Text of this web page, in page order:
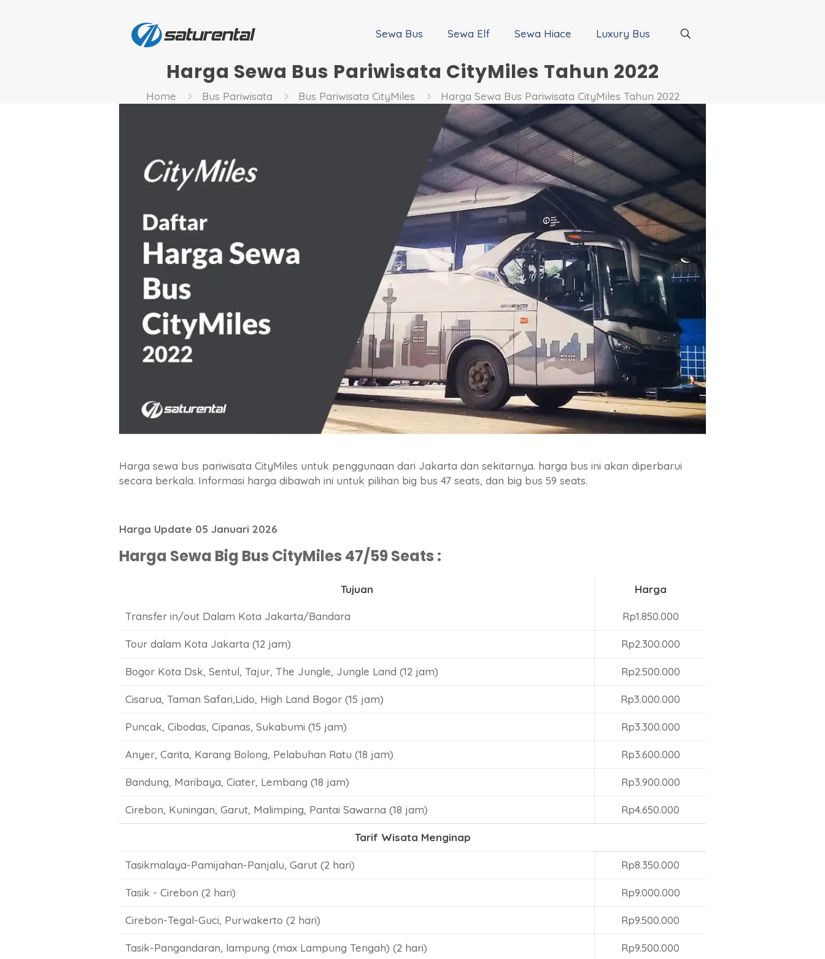
Sewa Bus Sewa Elf Sewa Hiace Luxury Bus
Harga Sewa Bus Pariwisata CityMiles Tahun 2022
Home Bus Pariwisata Bus Pariwisata CityMiles Harga Sewa Bus Pariwisata CityMiles Tahun 2022
Harga sewa bus pariwisata CityMiles untuk penggunaan dari Jakarta dan sekitarnya. harga bus ini akan diperbarui
secara berkala. Informasi harga dibawah ini untuk pilihan big bus 47 seats, dan big bus 59 seats.
Harga Update 05 Januari 2026
Harga Sewa Big Bus CityMiles 47/59 Seats :
Tujuan Harga
Transfer in/out Dalam Kota Jakarta/Bandara Rp1.850.000
Tour dalam Kota Jakarta (12 jam) Rp2.300.000
Bogor Kota Dsk, Sentul, Tajur, The Jungle, Jungle Land (12 jam) Rp2.500.000
Cisarua, Taman Safari,Lido, High Land Bogor (15 jam) Rp3.000.000
Puncak, Cibodas, Cipanas, Sukabumi (15 jam) Rp3.300.000
Anyer, Carita, Karang Bolong, Pelabuhan Ratu (18 jam) Rp3.600.000
Bandung, Maribaya, Ciater, Lembang (18 jam) Rp3.900.000
Cirebon, Kuningan, Garut, Malimping, Pantai Sawarna (18 jam) Rp4.650.000
Tarif Wisata Menginap
Tasikmalaya-Pamijahan-Panjalu, Garut (2 hari) Rp8.350.000
Tasik - Cirebon (2 hari) Rp9.000.000
Cirebon-Tegal-Guci, Purwakerto (2 hari) Rp9.500.000
Tasik-Pangandaran, lampung (max Lampung Tengah) (2 hari) Rp9.500.000